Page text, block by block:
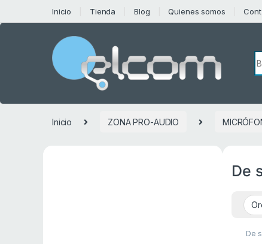
Inicio Tienda Blog Quienes somos
Inicio ZONA PRO-AUDIO
De
De